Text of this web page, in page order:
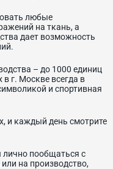
любые
на ткань, а
дает возможность
– до 1000 единиц
г. Москве всегда в
и спортивная
и каждый день смотрите
лично пообщаться с
на производство,